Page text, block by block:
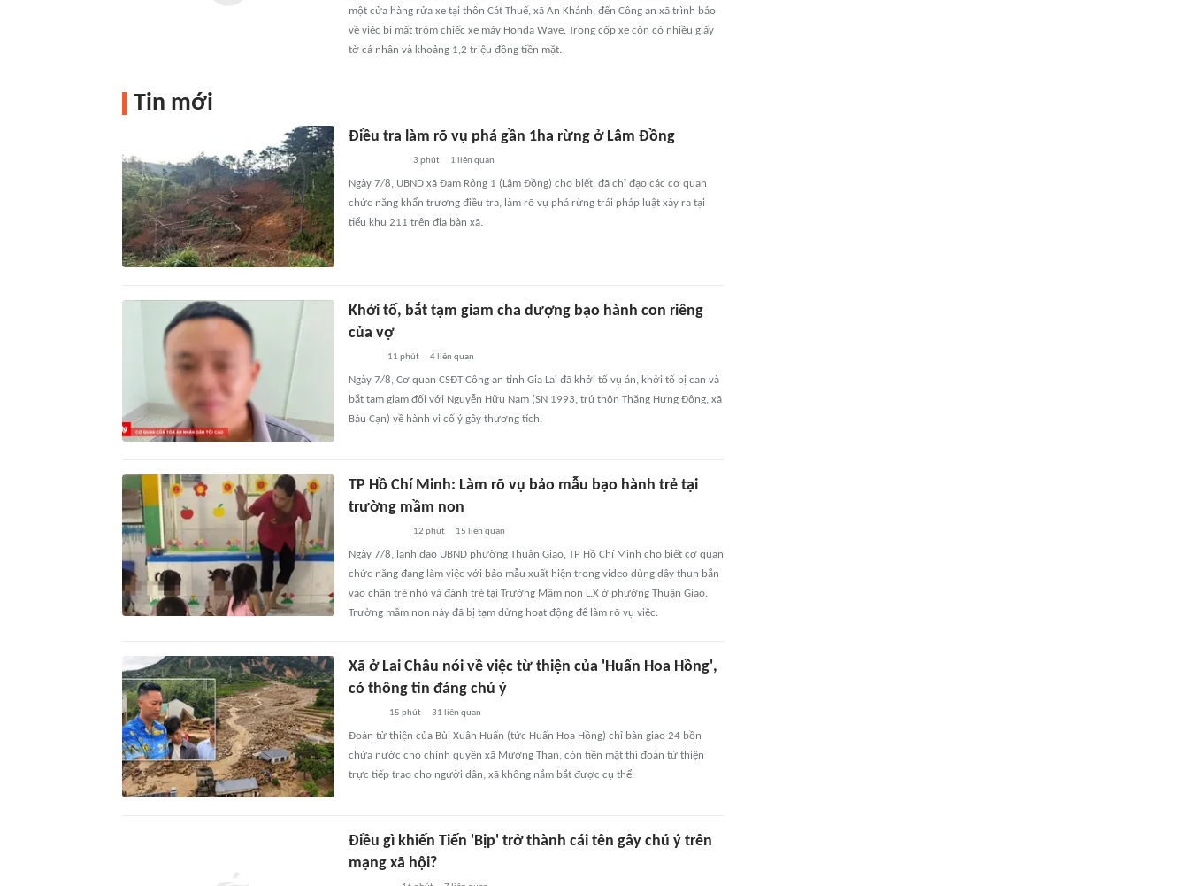
một cửa hàng rửa xe tại thôn Cát Thuế, xã An Khánh, đến Công an xã trình báo
về việc bị mất trộm chiếc xe máy Honda Wave. Trong cốp xe còn có nhiều giấy
tờ cá nhân và khoảng 1,2 triệu đồng tiền mặt.
Tin mới
Điều tra làm rõ vụ phá gần 1ha rừng ở Lâm Đồng
3 phút 1 liên quan
Ngày 7/8, UBND xã Đam Rông 1 (Lâm Đồng) cho biết, đã chỉ đạo các cơ quan
chức năng khẩn trương điều tra, làm rõ vụ phá rừng trái pháp luật xảy ra tại
tiểu khu 211 trên địa bàn xã.
Khởi tố, bắt tạm giam cha dượng bạo hành con riêng
của vợ
11 phút 4liên quan
Ngày 7/8, Cơ quan CSĐT Công an tỉnh Gia Lai đã khởi tố vụ án, khởi tố bị can và
bắt tạm giam đối với Nguyễn Hữu Nam (SN 1993, trú thôn Thăng Hưng Đông, xã
Bàu Cạn) về hành vi cố ý gây thương tích.
TP Hồ Chí Minh: Làm rõ vụ bảo mẫu bạo hành trẻ tại
trường mầm non
12 phút 15 liên quan
Ngày 7/8, lãnh đạo UBND phường Thuận Giao, TP Hồ Chí Minh cho biết cơ quan
chức năng đang làm việc với bảo mẫu xuất hiện trong video dùng dây thun bắn
vào chân trẻ nhỏ và đánh trẻ tại Trường Mầm non L.X ở phường Thuận Giao.
Trường mầm non này đã bị tạm dừng hoạt động để làm rõ vụ việc.
Xã ở Lai Châu nói về việc từ thiện của 'Huấn Hoa Hồng',
có thông tin đáng chú ý
15 phút 31 liên quan
Đoàn từ thiện của Bùi Xuân Huấn (tức Huấn Hoa Hồng) chỉ bàn giao 24 bồn
chứa nước cho chính quyền xã Mường Than, còn tiền mặt thì đoàn từ thiện
trực tiếp trao cho người dân, xã không nắm bắt được cụ thể.
Điều gì khiến Tiến 'Bịp' trở thành cái tên gây chú ý trên
mạng xã hội?